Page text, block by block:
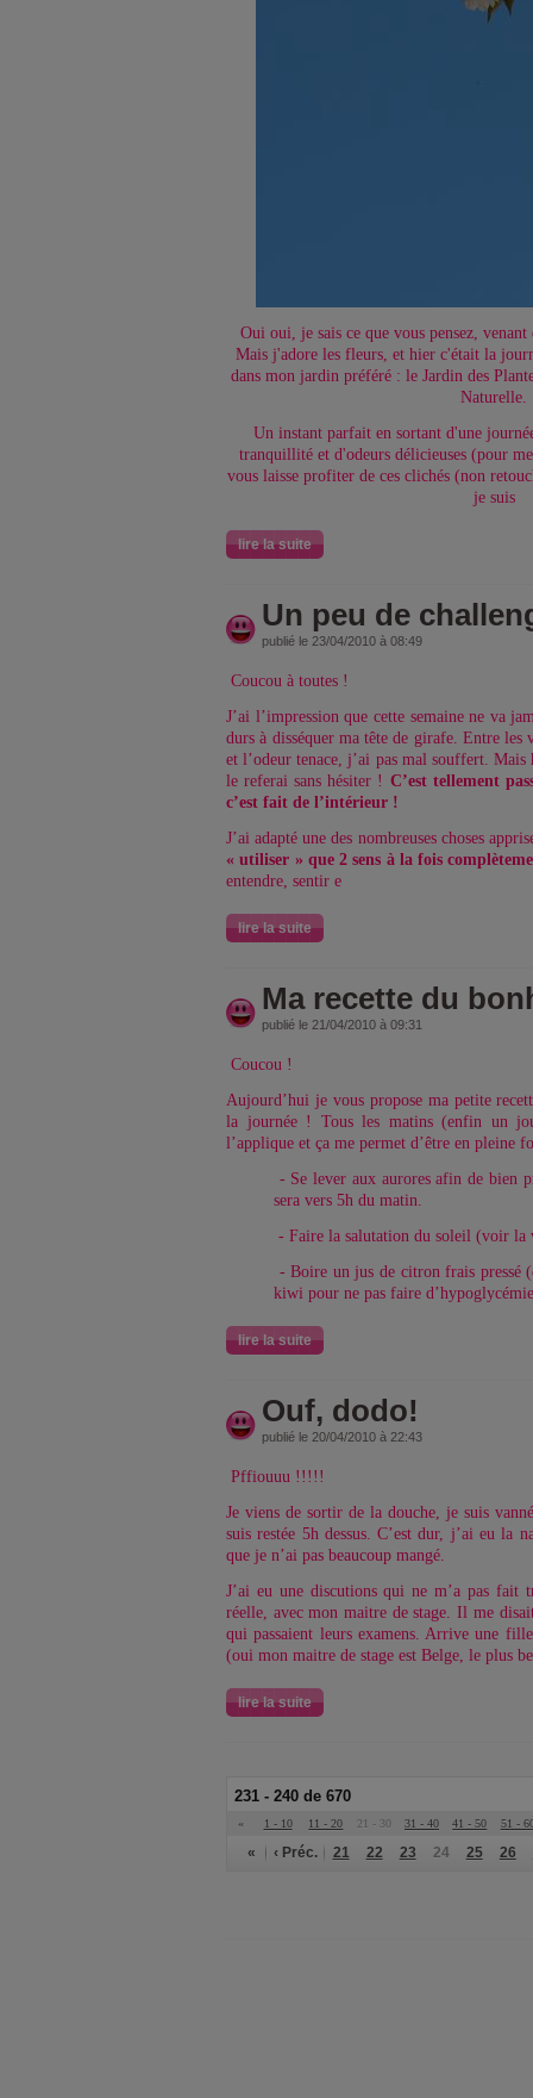
Oui oui, je sais ce que vous pensez,
Mais j'adore les fleurs, et hier c'était la
dans mon jardin préféré : le Jardin des
Naturelle.
Un instant parfait en sortant d'une
tranquillité et d'odeurs délicieuses (pour
vous laisse profiter de ces clichés (non
je suis
lire la suite
Un peu de
publié le 23/04/2010 à 08:49
Coucou à toutes !
J’ai l’impression que cette semaine ne va
durs à disséquer ma tête de girafe. Entre les
et l’odeur tenace, j’ai pas mal souffert.
le referai sans hésiter ! C’est tellement
c’est fait de l’intérieur !
J’ai adapté une des nombreuses choses
« utiliser » que 2 sens à la fois
entendre, sentir e
lire la suite
Ma recette du
publié le 21/04/2010 à 09:31
Coucou !
Aujourd’hui je vous propose ma petite
la journée ! Tous les matins (enfin un
l’applique et ça me permet d’être en pleine
- Se lever aux aurores afin de bien
sera vers 5h du matin.
- Faire la salutation du soleil (voir la
- Boire un jus de citron frais pressé
kiwi pour ne pas faire
lire la suite
Ouf, dodo!
publié le 20/04/2010 à 22:43
Pffiouuu !!!!!
Je viens de sortir de la douche, je suis
suis restée 5h dessus. C’est dur, j’ai eu la
que je n’ai pas beaucoup mangé.
J’ai eu une discutions qui ne m’a pas fait
réelle, avec mon maitre de stage. Il me
qui passaient leurs examens. Arrive une
(oui mon maitre de stage est Belge, le plus
lire la suite
231 - 240 de 670
« 1 - 10 11 - 20 21 - 30 31 - 40 41 - 50 51 -
« ‹ Préc. 21 22 23 24 25 26